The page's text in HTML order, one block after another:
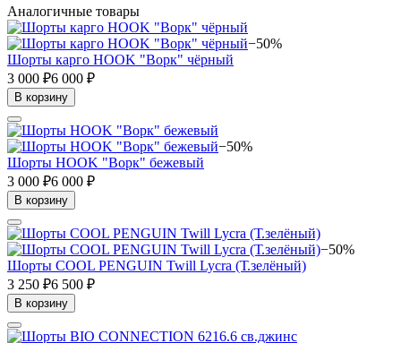
Аналогичные товары
−50%
Шорты карго HOOK "Ворк" чёрный
3 000 ₽6 000 ₽
В корзину
−50%
Шорты HOOK "Ворк" бежевый
3 000 ₽6 000 ₽
В корзину
−50%
Шорты COOL PENGUIN Twill Lycra (Т.зелёный)
3 250 ₽6 500 ₽
В корзину